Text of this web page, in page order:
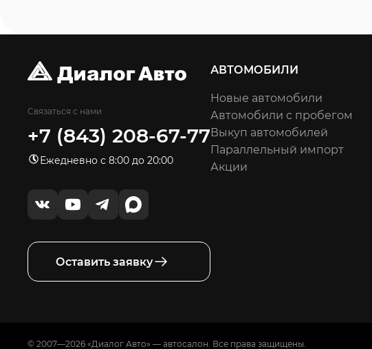
Связаться с нами
+7 (843) 208-67-77
Ежедневно с 8:00 до 20:00
Оставить заявку
АВТОМОБИЛИ
Новые автомобили
Автомобили с пробегом
Выкуп автомобилей
Параллельный импорт
Акции
© 2007—2026 «Диалог Авто» — автосалон. Все права защищены.